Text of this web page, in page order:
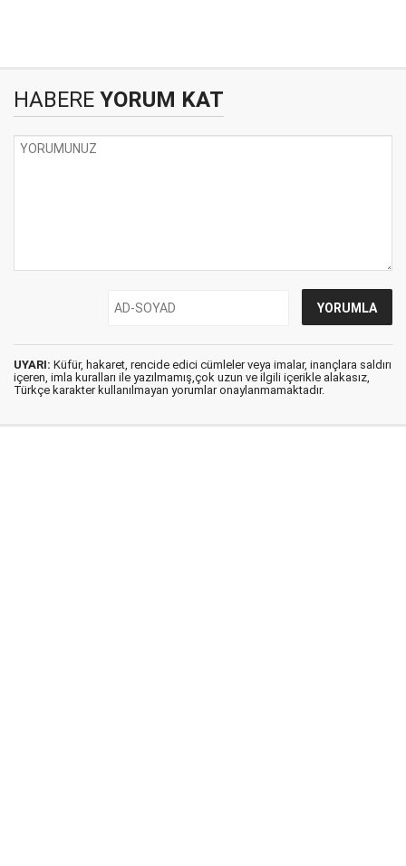
HABERE YORUM KAT
UYARI: Küfür, hakaret, rencide edici cümleler veya imalar, inançlara saldırı
içeren, imla kuralları ile yazılmamış,çok uzun ve ilgili içerikle alakasız,
Türkçe karakter kullanılmayan yorumlar onaylanmamaktadır.